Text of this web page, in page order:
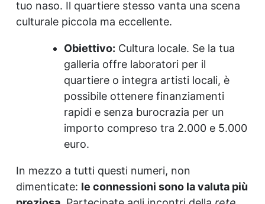
tuo naso. Il quartiere stesso vanta una scena
culturale piccola ma eccellente.
Obiettivo: Cultura locale. Se la tua
galleria offre laboratori per il
quartiere o integra artisti locali, è
possibile ottenere finanziamenti
rapidi e senza burocrazia per un
importo compreso tra 2.000 e 5.000
euro.
In mezzo a tutti questi numeri, non
dimenticate: le connessioni sono la valuta più